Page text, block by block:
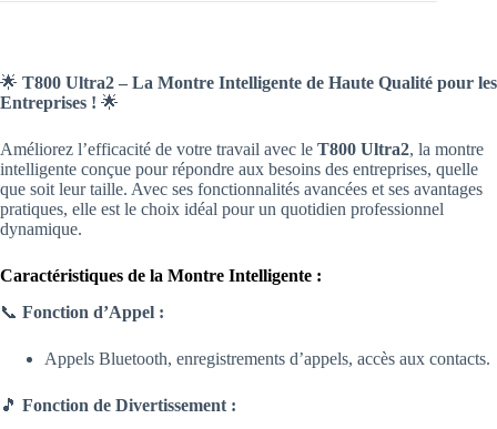
🌟 T800 Ultra2 – La Montre Intelligente de Haute Qualité pour les
Entreprises ! 🌟
Améliorez l’efficacité de votre travail avec le T800 Ultra2, la montre
intelligente conçue pour répondre aux besoins des entreprises, quelle
que soit leur taille. Avec ses fonctionnalités avancées et ses avantages
pratiques, elle est le choix idéal pour un quotidien professionnel
dynamique.
Caractéristiques de la Montre Intelligente :
📞 Fonction d’Appel :
Appels Bluetooth, enregistrements d’appels, accès aux contacts.
🎵 Fonction de Divertissement :